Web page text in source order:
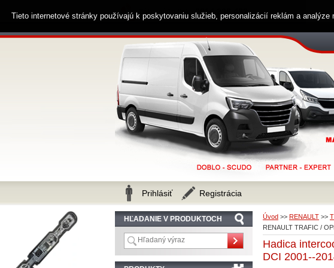
Úvod >> RENAULT >>
RENAULT TRAFIC /
Hadica
DCI 2001--
HĽADANIE V PRODUKTOCH
Zákaznícka linka 0914 238 482
Prihlásiť Registrácia
Tieto internetové stránky používajú k poskytovaniu služieb, personalizácií reklám a